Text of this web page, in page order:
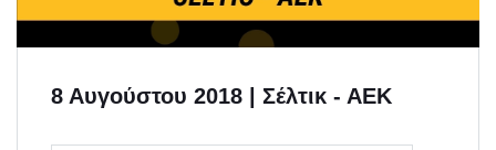
8 Αυγούστου 2018 | Σέλτικ - ΑΕΚ